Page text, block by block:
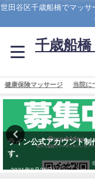
世田谷区千歳船橋でマッサ
千歳船
健康保険マッサージ 当院に
千歳船橋で腰痛にお悩み
原因と対処法を解説【祐